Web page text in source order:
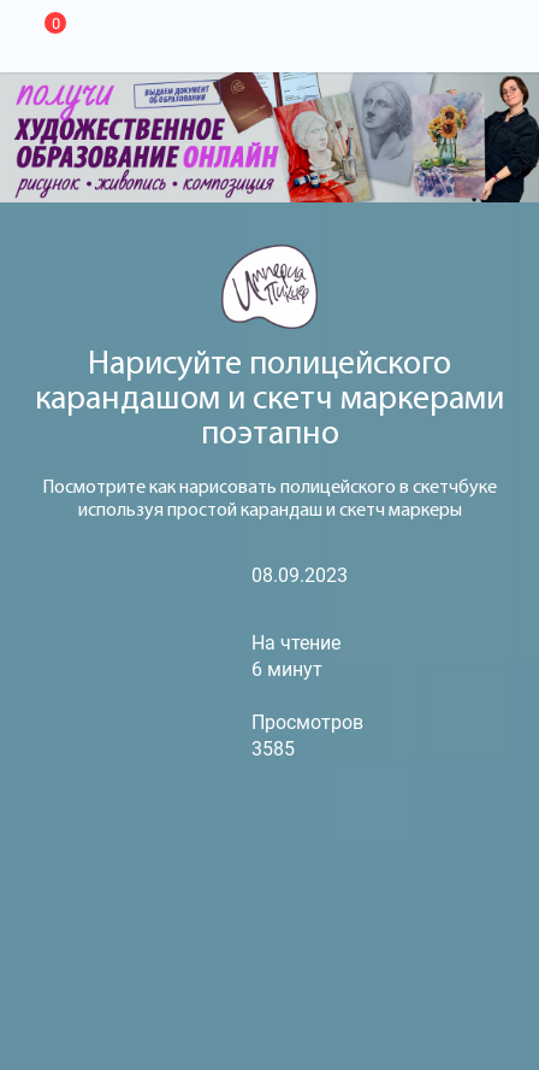
0
Нарисуйте полицейского
карандашом и скетч маркерами
поэтапно
Посмотрите как нарисовать полицейского в скетчбуке
используя простой карандаш и скетч маркеры
08.09.2023
На чтение
6 минут
Просмотров
3585